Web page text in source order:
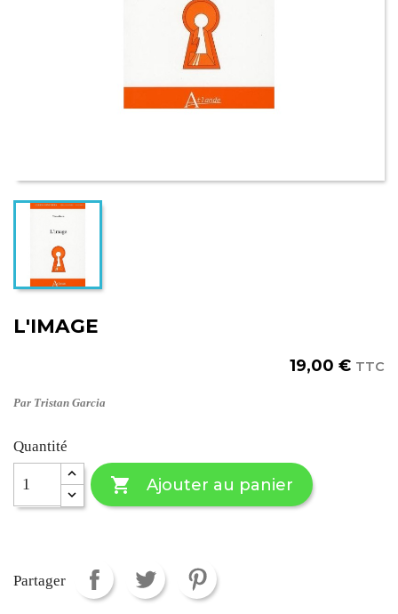
L'IMAGE
19,00 € TTC
Par Tristan Garcia
Quantité
 Ajouter au panier
Partager